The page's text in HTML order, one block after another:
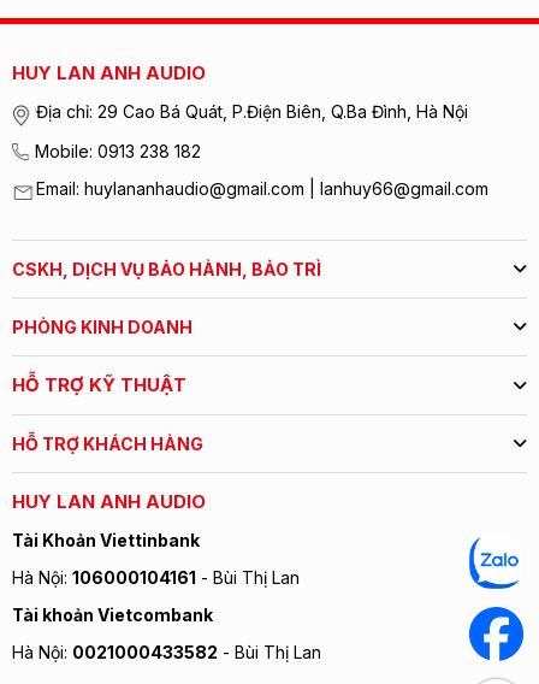
HUY LAN ANH AUDIO
Địa chỉ: 29 Cao Bá Quát, P.Điện Biên, Q.Ba Đình, Hà Nội
Mobile: 0913 238 182
Email: huylananhaudio@gmail.com | lanhuy66@gmail.com
CSKH, DỊCH VỤ BẢO HÀNH, BẢO TRÌ
PHÒNG KINH DOANH
HỖ TRỢ KỸ THUẬT
HỖ TRỢ KHÁCH HÀNG
HUY LAN ANH AUDIO
Tài Khoản Viettinbank
Hà Nội: 106000104161 - Bùi Thị Lan
Tài khoản Vietcombank
Hà Nội: 0021000433582 - Bùi Thị Lan